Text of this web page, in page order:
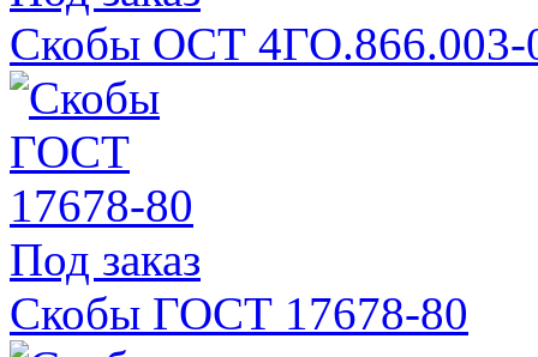
Скобы ОСТ 4ГО.866.003-
Под заказ
Скобы ГОСТ 17678-80